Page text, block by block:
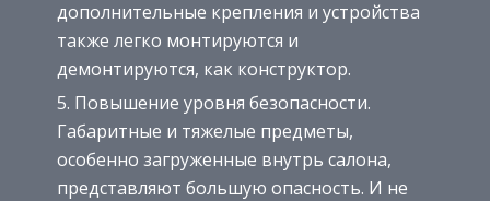
дополнительные крепления и устройства
также легко монтируются и
демонтируются, как конструктор.
Повышение уровня безопасности.
Габаритные и тяжелые предметы,
особенно загруженные внутрь салона,
представляют большую опасность. И не